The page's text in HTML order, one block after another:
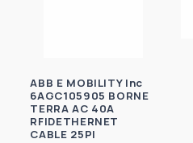
ABB E MOBILITY Inc
6AGC105905 BORNE
TERRA AC 40A
RFIDETHERNET
CABLE 25PI